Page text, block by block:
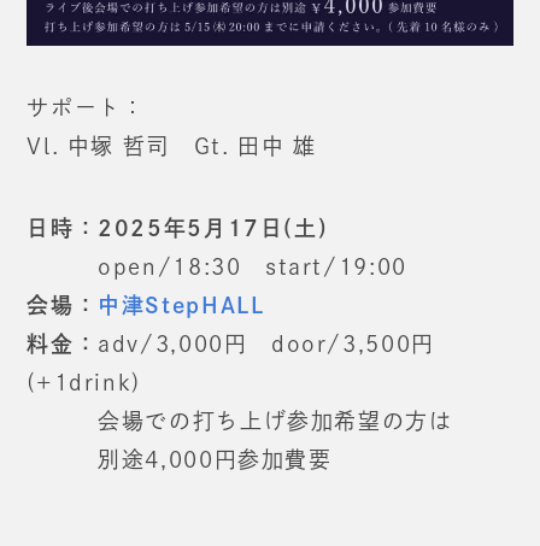
サポート：
Vl. 中塚 哲司 Gt. 田中 雄
日時：2025年5月17日(土)
open/18:30 start/19:00
会場： 中津StepHALL
料金： adv/3,000円 door/3,500円
(+1drink)
会場での打ち上げ参加希望の方は
別途4,000円参加費要